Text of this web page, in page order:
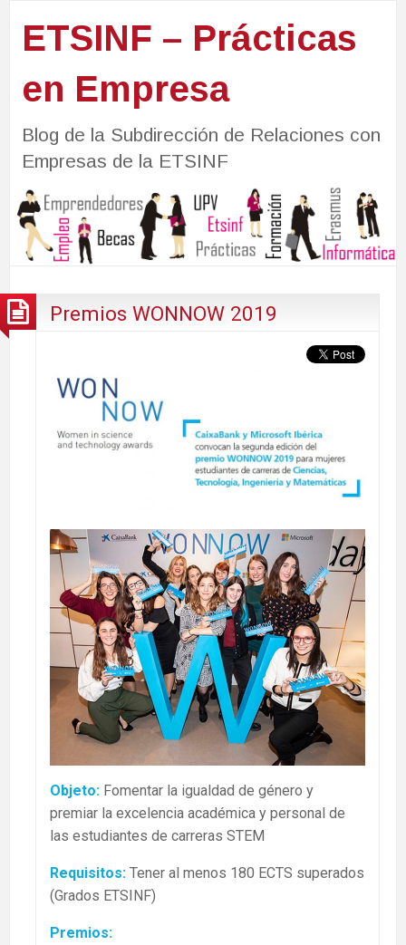
ETSINF – Prácticas
en Empresa
Blog de la Subdirección de Relaciones con
Empresas de la ETSINF
Premios WONNOW 2019
Objeto: Fomentar la igualdad de género y
premiar la excelencia académica y personal de
las estudiantes de carreras STEM
Requisitos: Tener al menos 180 ECTS superados
(Grados ETSINF)
Premios: